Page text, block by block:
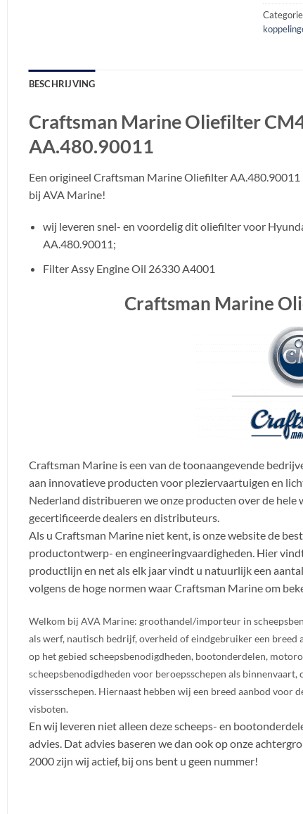
BESCHRIJVING
Craftsman Marine Oliefilter
AA.480.90011
Een origineel Craftsman Marine Oliefilter
bij AVA Marine!
wij leveren snel- en voordelig dit oliefilter voor
AA.480.90011;
Filter Assy Engine Oil 26330 A4001
Craftsman Marine
Craftsman Marine is een van de toonaangevende
aan innovatieve producten voor pleziervaartuigen en
Nederland distribueren we onze producten over de
gecertificeerde dealers en distributeurs.
Als u Craftsman Marine niet kent, is onze website de
productontwerp- en engineeringvaardigheden. Hier
productlijn en net als elk jaar vindt u natuurlijk een
volgens de hoge normen waar Craftsman Marine om
Welkom bij AVA Marine: groothandel/importeur in
als werf, nautisch bedrijf, overheid of eindgebruiker een
op het gebied scheepsbenodigdheden, bootonderdelen,
scheepsbenodigdheden voor beroepsschepen als
vissersschepen. Hiernaast hebben wij een breed aanbod voor
visboten.
En wij leveren niet alleen deze scheeps- en
advies. Dat advies baseren we dan ook op onze
2000 zijn wij actief, bij ons bent u geen nummer!